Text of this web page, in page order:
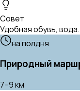
Совет
Удобная обувь,
на полдня
Природный
7–9 км